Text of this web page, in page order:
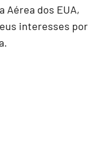
Aérea dos EUA,
interesses por